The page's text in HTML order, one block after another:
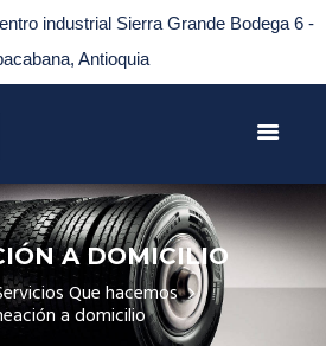
industrial Sierra Grande Bodega 6 -
Antioquia
A DOMICILIO
Que hacemos
a domicilio